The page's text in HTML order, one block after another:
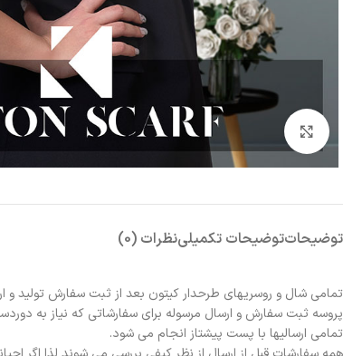
بزرگنمایی تصویر
توضیحاتتوضیحات تکمیلینظرات (0)
تمامی شال و روسریهای طرحدار کیتون بعد از ثبت سفارش تولید
پروسه ثبت سفارش و ارسال مرسوله برای سفارشاتی که نیاز به دوردستدوزی ندارند 2الی 3روز و برای سفارشاتی که نیاز به دوردستدوزی دارند
تمامی ارسالیها با پست پیشتاز انجام می شود.